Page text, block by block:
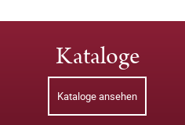
Kataloge
Kataloge ansehen